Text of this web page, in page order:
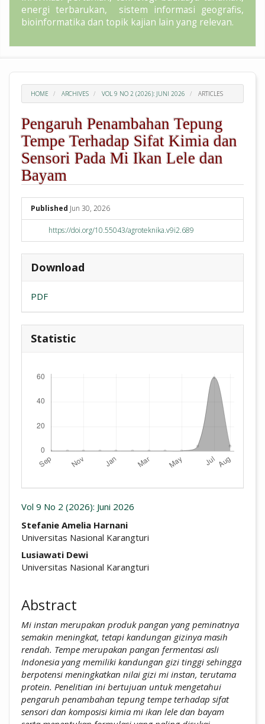
energi terbarukan, sistem informasi geografis,
bioinformatika dan topik kajian lain yang relevan.
HOME ARCHIVES VOL 9 NO 2 (2026): JUNI 2026 ARTICLES
Pengaruh Penambahan Tepung
Tempe Terhadap Sifat Kimia dan
Sensori Pada Mi Ikan Lele dan
Bayam
Published Jun 30, 2026
https://doi.org/10.55043/agroteknika.v9i2.689
Download
PDF
Statistic
Vol 9 No 2 (2026): Juni 2026
Stefanie Amelia Harnani
Universitas Nasional Karangturi
Lusiawati Dewi
Universitas Nasional Karangturi
Abstract
Mi instan merupakan produk pangan yang peminatnya
semakin meningkat, tetapi kandungan gizinya masih
rendah. Tempe merupakan pangan fermentasi asli
Indonesia yang memiliki kandungan gizi tinggi sehingga
berpotensi meningkatkan nilai gizi mi instan, terutama
protein. Penelitian ini bertujuan untuk mengetahui
pengaruh penambahan tepung tempe terhadap sifat
sensori dan komposisi kimia mi ikan lele dan bayam